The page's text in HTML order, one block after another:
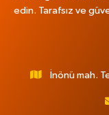
edin. Tarafsız ve
İnönü mah.